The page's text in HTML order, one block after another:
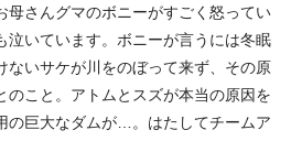
母さんグマのボニーがすごく怒ってい
泣いています。ボニーが言うには冬眠
ないサケが川をのぼって来ず、その原
のこと。アトムとスズが本当の原因を
の巨大なダムが…。はたしてチームア